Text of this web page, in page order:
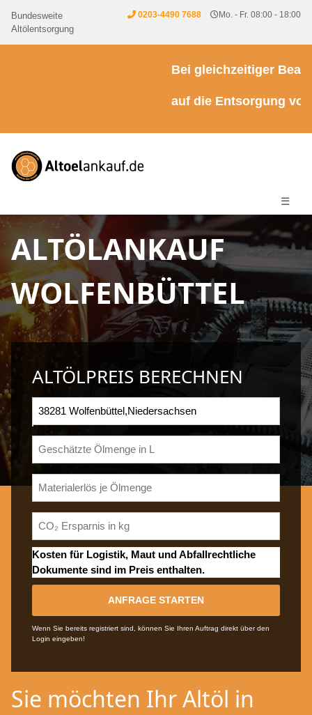
Bundesweite
Altölentsorgung
0203-4490 7688 Mo. - Fr. 08:00 - 18:00
Bei gleichzeitiger
auf die Entsorgung von
☰
ALTÖLANKAUF
WOLFENBÜTTEL
ALTÖLPREIS BERECHNEN
Kosten für Logistik, Maut und Abfallrechtliche
Dokumente sind im Preis enthalten.
ANFRAGE STARTEN
Wenn Sie bereits registriert sind, können Sie Ihren Auftrag direkt über den
Login eingeben!
Sie möchten Ihr Altöl in